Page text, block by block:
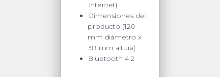
Internet)
Dimensiones del
producto (120
mm diámetro x
38 mm altura)
Bluetooth 4.2